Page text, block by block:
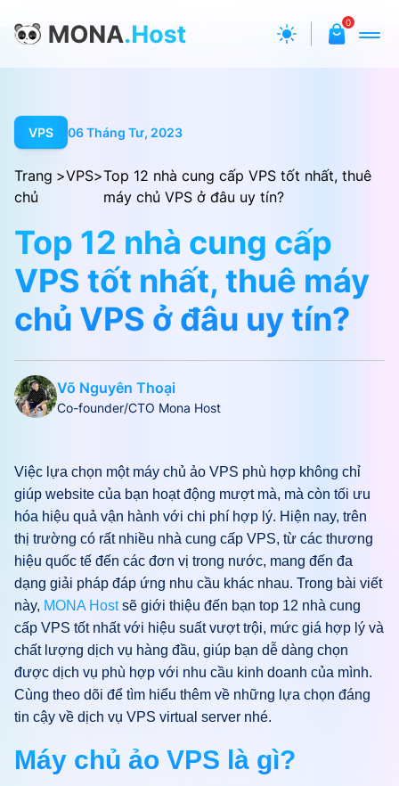
0
VPS 06 Tháng Tư, 2023
Trang
chủ
>VPS>Top 12 nhà cung cấp VPS tốt nhất, thuê
máy chủ VPS ở đâu uy tín?
Top 12 nhà cung cấp
VPS tốt nhất, thuê máy
chủ VPS ở đâu uy tín?
Võ Nguyên Thoại
Co-founder/CTO Mona Host
Việc lựa chọn một máy chủ ảo VPS phù hợp không chỉ
giúp website của bạn hoạt động mượt mà, mà còn tối ưu
hóa hiệu quả vận hành với chi phí hợp lý. Hiện nay, trên
thị trường có rất nhiều nhà cung cấp VPS, từ các thương
hiệu quốc tế đến các đơn vị trong nước, mang đến đa
dạng giải pháp đáp ứng nhu cầu khác nhau. Trong bài viết
này, MONA Host sẽ giới thiệu đến bạn top 12 nhà cung
cấp VPS tốt nhất với hiệu suất vượt trội, mức giá hợp lý và
chất lượng dịch vụ hàng đầu, giúp bạn dễ dàng chọn
được dịch vụ phù hợp với nhu cầu kinh doanh của mình.
Cùng theo dõi để tìm hiểu thêm về những lựa chọn đáng
tin cậy về dịch vụ VPS virtual server nhé.
Máy chủ ảo VPS là gì?